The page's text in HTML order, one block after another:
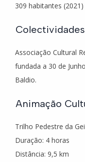
309 habitantes (2021)
Colectividades
Associação Cultural
fundada a 30 de
Baldio.
Animação
Trilho Pedestre da
Duração: 4 horas
Distância: 9,5 km